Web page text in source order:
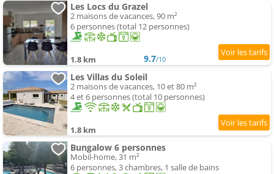
Les Locs du Grazel
2 maisons de vacances, 90 m²
6 personnes (total 12 personnes)
1.8 km 9.7/10
Les Villas du Soleil
2 maisons de vacances, 10 et 80 m²
4 et 6 personnes (total 10 personnes)
1.8 km
Bungalow 6 personnes
Mobil-home, 31 m²
6 personnes, 3 chambres, 1 salle de bains